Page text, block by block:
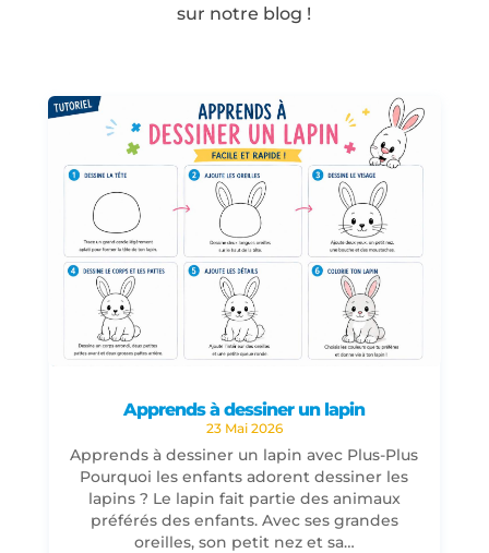
sur notre blog !
Apprends à dessiner un lapin
23 Mai 2026
Apprends à dessiner un lapin avec Plus-Plus
Pourquoi les enfants adorent dessiner les
lapins ? Le lapin fait partie des animaux
préférés des enfants. Avec ses grandes
oreilles, son petit nez et sa…